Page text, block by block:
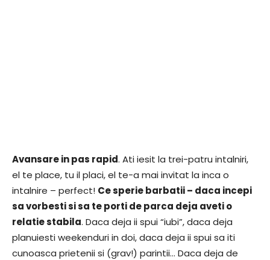
Avansare in pas rapid. Ati iesit la trei-patru intalniri,
el te place, tu il placi, el te-a mai invitat la inca o
intalnire – perfect! Ce sperie barbatii – daca incepi
sa vorbesti si sa te porti de parca deja aveti o
relatie stabila. Daca deja ii spui “iubi”, daca deja
planuiesti weekenduri in doi, daca deja ii spui sa iti
cunoasca prietenii si (grav!) parintii… Daca deja de